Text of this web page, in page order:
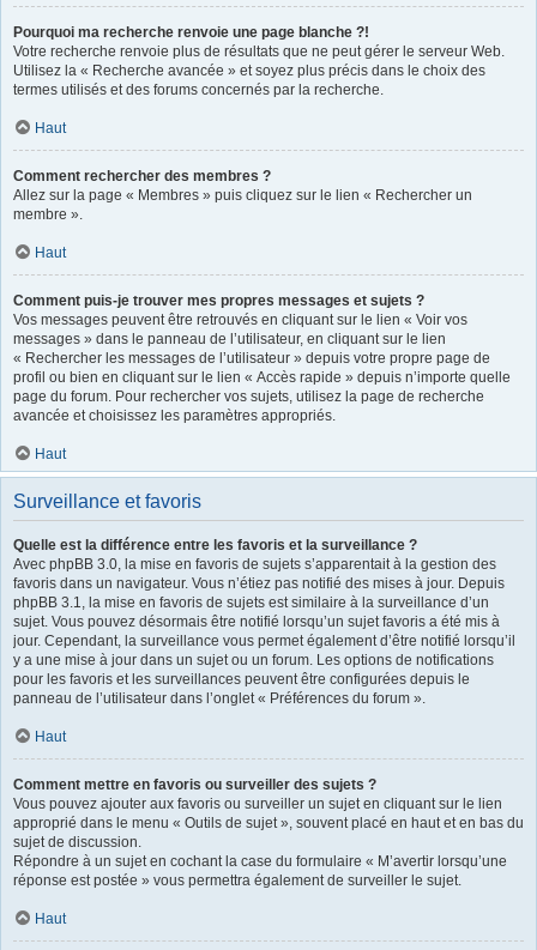
Pourquoi ma recherche renvoie une page blanche ?!
Votre recherche renvoie plus de résultats que ne peut gérer le serveur Web.
Utilisez la « Recherche avancée » et soyez plus précis dans le choix des
termes utilisés et des forums concernés par la recherche.
Haut
Comment rechercher des membres ?
Allez sur la page « Membres » puis cliquez sur le lien « Rechercher un
membre ».
Haut
Comment puis-je trouver mes propres messages et sujets ?
Vos messages peuvent être retrouvés en cliquant sur le lien « Voir vos
messages » dans le panneau de l’utilisateur, en cliquant sur le lien
« Rechercher les messages de l’utilisateur » depuis votre propre page de
profil ou bien en cliquant sur le lien « Accès rapide » depuis n’importe quelle
page du forum. Pour rechercher vos sujets, utilisez la page de recherche
avancée et choisissez les paramètres appropriés.
Haut
Surveillance et favoris
Quelle est la différence entre les favoris et la surveillance ?
Avec phpBB 3.0, la mise en favoris de sujets s’apparentait à la gestion des
favoris dans un navigateur. Vous n’étiez pas notifié des mises à jour. Depuis
phpBB 3.1, la mise en favoris de sujets est similaire à la surveillance d’un
sujet. Vous pouvez désormais être notifié lorsqu’un sujet favoris a été mis à
jour. Cependant, la surveillance vous permet également d’être notifié lorsqu’il
y a une mise à jour dans un sujet ou un forum. Les options de notifications
pour les favoris et les surveillances peuvent être configurées depuis le
panneau de l’utilisateur dans l’onglet « Préférences du forum ».
Haut
Comment mettre en favoris ou surveiller des sujets ?
Vous pouvez ajouter aux favoris ou surveiller un sujet en cliquant sur le lien
approprié dans le menu « Outils de sujet », souvent placé en haut et en bas du
sujet de discussion.
Répondre à un sujet en cochant la case du formulaire « M’avertir lorsqu’une
réponse est postée » vous permettra également de surveiller le sujet.
Haut